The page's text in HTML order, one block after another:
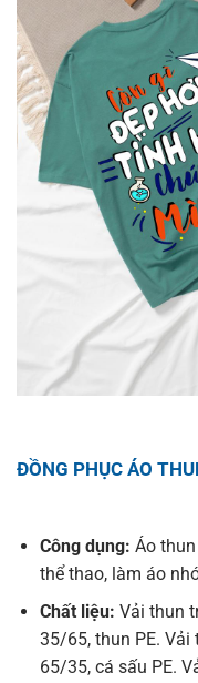
ĐỒNG PHỤC ÁO
Công dụng: Áo
thể thao, làm áo
Chất liệu: Vải thun
35/65, thun PE. Vải
65/35, cá sấu PE.